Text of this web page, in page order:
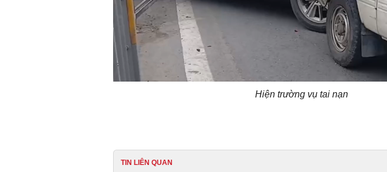
Video
Hiện trường vụ tai nạn
TIN LIÊN QUAN